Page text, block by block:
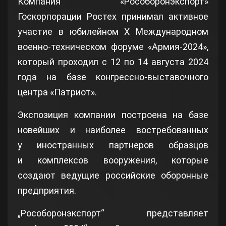
Госкорпорации Ростех принимал активное
участие в юбилейном X Международном
военно-техническом форуме «Армия-2024»,
который проходил с 12 по 14 августа 2024
года на базе конгрессно-выставочного
центра «Патриот».
Экспозиция компании построена на базе
новейших и наиболее востребованных
у иностранных партнеров образцов
и комплексов вооружения, которые
создают ведущие российские оборонные
предприятия.
„Рособоронэкспорт“ представляет